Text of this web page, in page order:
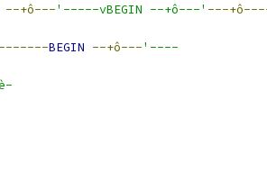
--+ô---'-----vBEGIN --+ô---' ---
BEGIN --+ô---'----